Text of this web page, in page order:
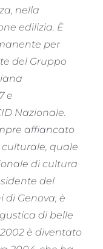
nella
edilizia. È
per
del Gruppo
e
Nazionale.
affiancato
quale
di cultura
del
di Genova, è
di belle
è diventato